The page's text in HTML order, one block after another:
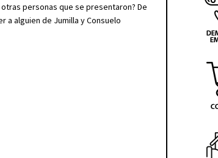
personas que se presentaron? De
alguien de Jumilla y Consuelo